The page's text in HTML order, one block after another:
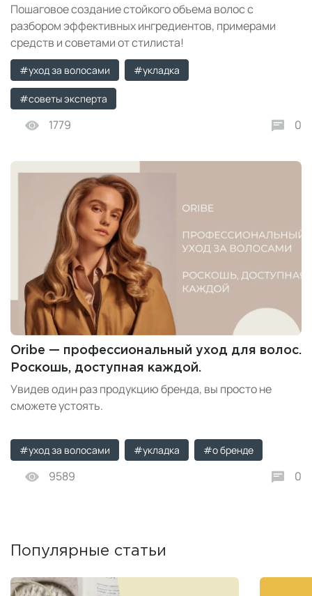
Пошаговое создание стойкого объема волос с
разбором эффективных ингредиентов, примерами
средств и советами от стилиста!
#уход за волосами #укладка
#советы эксперта
1779 0
Oribe — профессиональный уход для волос.
Роскошь, доступная каждой.
Увидев один раз продукцию бренда, вы просто не
сможете устоять.
#уход за волосами #укладка #о бренде
9589 0
Популярные статьи